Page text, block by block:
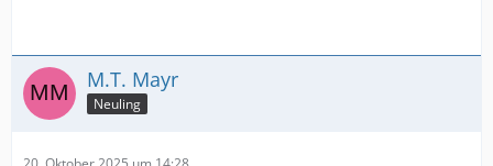
M.T. Mayr
Neuling